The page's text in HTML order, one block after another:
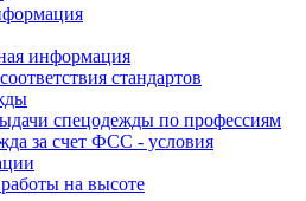
информация
стандартов
спецодежды по профессиям
за счет ФСС - условия
на высоте